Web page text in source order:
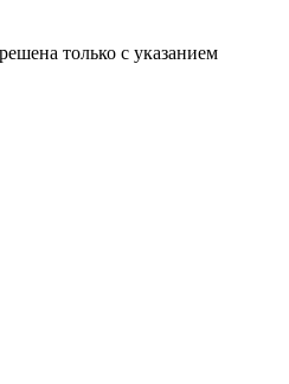
только с указанием